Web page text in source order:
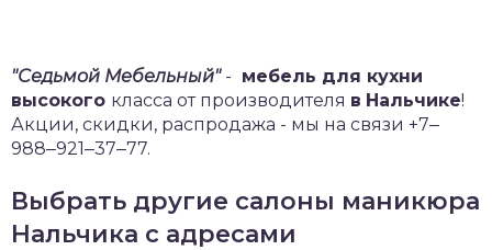
"Седьмой Мебельный"- мебель для кухни
высокого класса от производителя в Нальчике!
Акции, скидки, распродажа - мы на связи +7‒
988‒921‒37‒77.
Выбрать другие салоны маникюра
Нальчика с адресами